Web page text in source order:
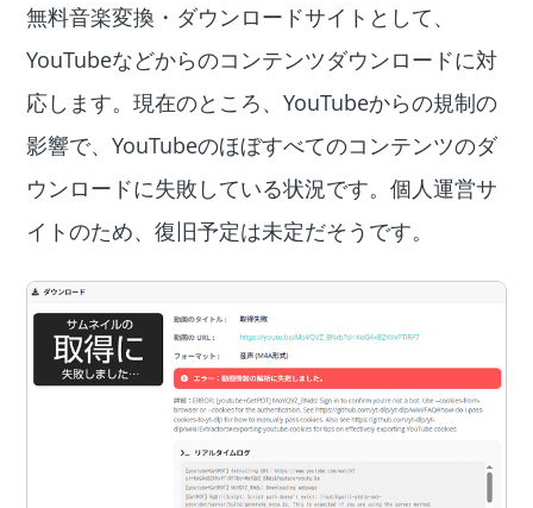
無料音楽変換・ダウンロードサイトとして、
YouTubeなどからのコンテンツダウンロードに対
応します。現在のところ、YouTubeからの規制の
影響で、YouTubeのほぼすべてのコンテンツのダ
ウンロードに失敗している状況です。個人運営サ
イトのため、復旧予定は未定だそうです。